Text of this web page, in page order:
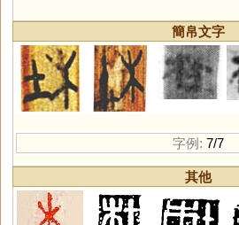
簡帛文字
字例: 7/7
其他